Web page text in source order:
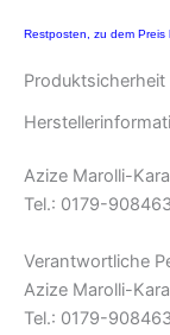
Restposten, zu dem Preis
Produktsicherheit
Azize Marolli-
Tel.: 0179-
Verantwortliche
Azize Marolli-
Tel.: 0179-